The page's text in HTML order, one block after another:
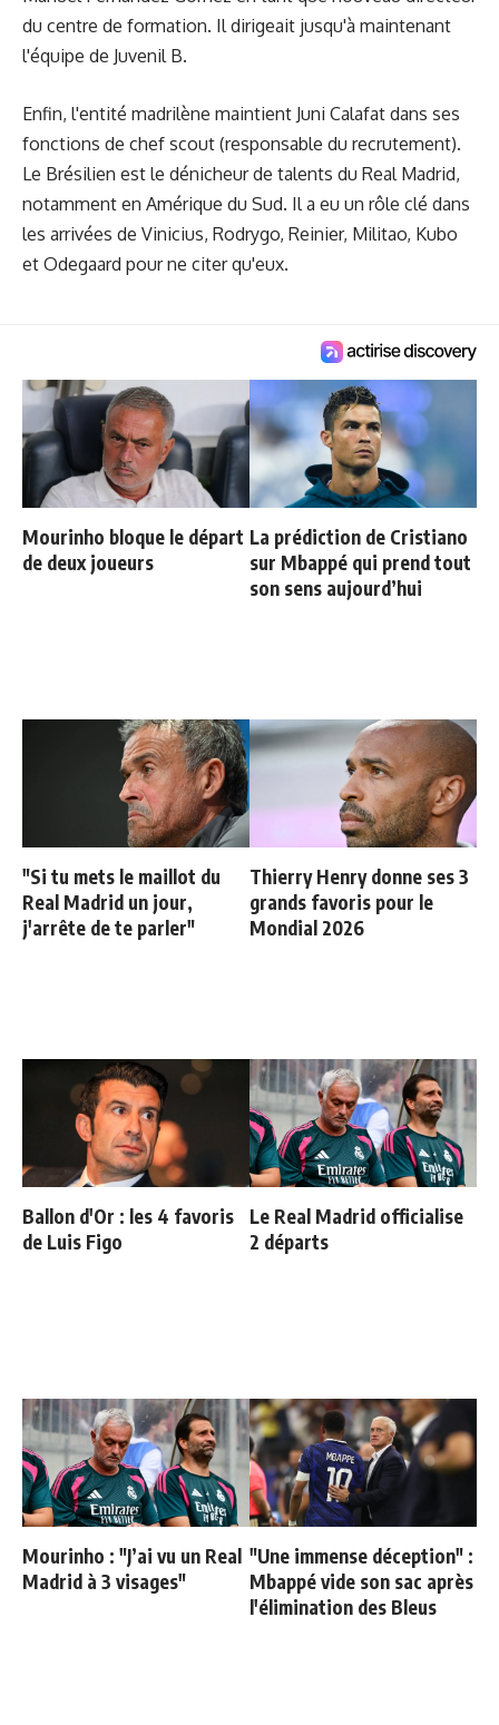
du centre de formation. Il dirigeait jusqu'à maintenant
l'équipe de Juvenil B.
Enfin, l'entité madrilène maintient Juni Calafat dans ses
fonctions de chef scout (responsable du recrutement).
Le Brésilien est le dénicheur de talents du Real Madrid,
notamment en Amérique du Sud. Il a eu un rôle clé dans
les arrivées de Vinicius, Rodrygo, Reinier, Militao, Kubo
et Odegaard pour ne citer qu'eux.
Mourinho bloque le départ
de deux joueurs
La prédiction de Cristiano
sur Mbappé qui prend tout
son sens aujourd’hui
"Si tu mets le maillot du
Real Madrid un jour,
j'arrête de te parler"
Thierry Henry donne ses 3
grands favoris pour le
Mondial 2026
Ballon d'Or : les 4 favoris
de Luis Figo
Le Real Madrid officialise
2 départs
Mourinho : "J’ai vu un Real
Madrid à 3 visages"
"Une immense déception" :
Mbappé vide son sac après
l'élimination des Bleus